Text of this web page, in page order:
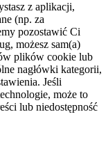
z aplikacji,
(np. za
pozostawić Ci
możesz sam(a)
plików cookie lub
nagłówki kategorii,
Jeśli
może to
lub niedostępność